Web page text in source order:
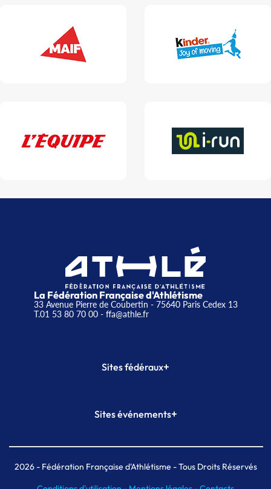
La Fédération Française d'Athlétisme
33 Avenue Pierre de Coubertin - 75640 Paris Cedex 13
T.01 53 80 70 00- ffa@athle.fr
Sites fédéraux+
Plateforme Formation
Sites événements+
Meeting de Paris indoor
MAIF Ekiden de Paris
2026- Fédération Française d'Athlétisme - Tous Droits Réservés